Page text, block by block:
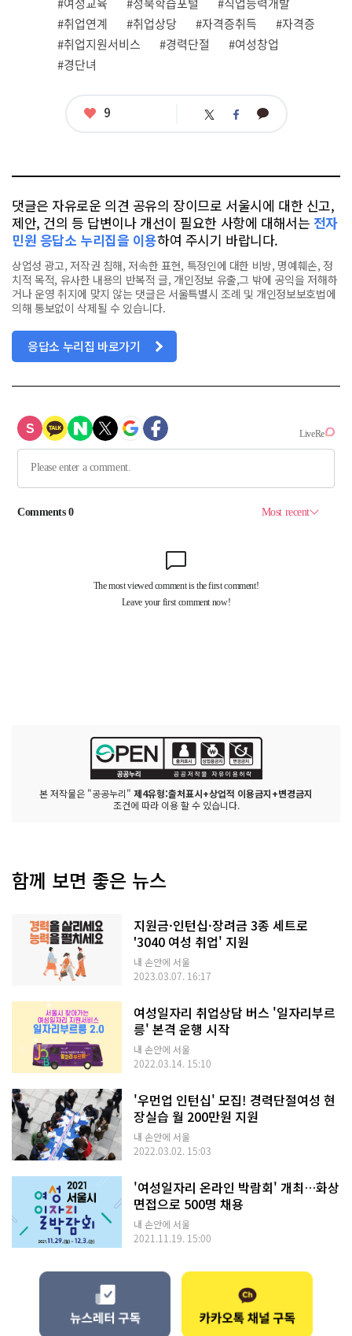
태
그
#취업연계
#취업상당 #자격증취득
#자격증
#취업지원서비스
#경력단절
#여성창업
#경단녀
좋
9 트 페 카
댓글은 자유로운 의견 공유의 장이므로 서울시에 대한 신고,
제안, 건의 등 답변이나 개선이 필요한 사항에 대해서는 전자
민원 응답소 누리집을 이용하여 주시기 바랍니다.
상업성 광고, 저작권 침해, 저속한 표현, 특정인에 대한 비방, 명예훼손, 정
치적 목적, 유사한 내용의 반복적 글, 개인정보 유출,그 밖에 공익을 저해하
거나 운영 취지에 맞지 않는 댓글은 서울특별시 조례 및 개인정보보호법에
의해 통보없이 삭제될 수 있습니다.
응답소 누리집 바로가기
본 저작물은 "공공누리" 제4유형:출처표시+상업적 이용금지+변경금지
조건에 따라 이용 할 수 있습니다.
함께 보면 좋은 뉴스
지원금·인턴십·장려금 3종 세트로
'3040 여성 취업' 지원
내 손안에 서울
2023.03.07. 16:17
여성일자리 취업상담 버스 '일자리부르
릉' 본격 운행 시작
내 손안에 서울
2022.03.14. 15:10
'우먼업 인턴십' 모집! 경력단절여성 현
장실습 월 200만원 지원
내 손안에 서울
2022.03.02. 15:03
'여성일자리 온라인 박람회' 개최…화상
면접으로 500명 채용
내 손안에 서울
2021.11.19. 15:00